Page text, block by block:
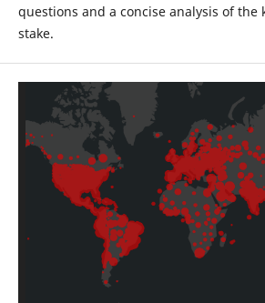
questions and a concise analysis of the
stake.